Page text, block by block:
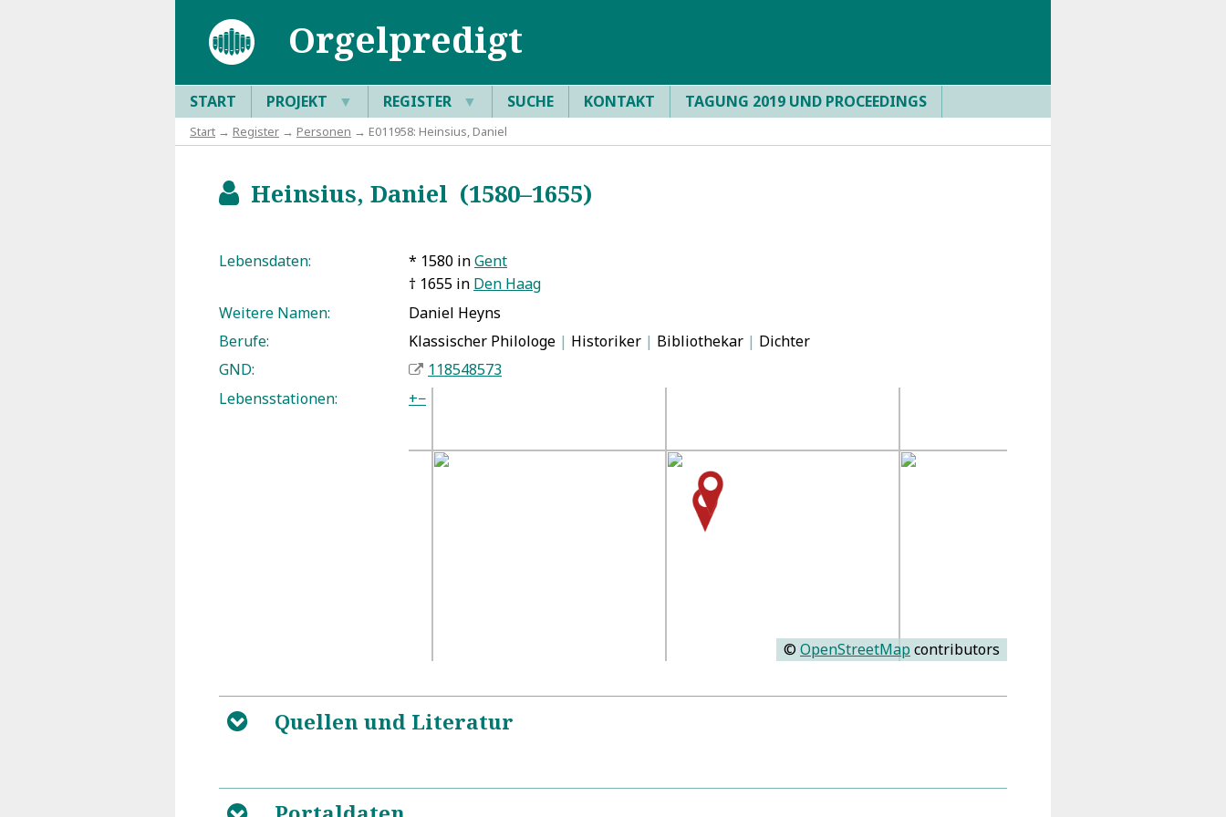
Orgelpredigt
START PROJEKT ▼ REGISTER ▼ SUCHE KONTAKT TAGUNG 2019 UND PROCEEDINGS
Start → Register → Personen → E011958: Heinsius, Daniel
bHeinsius, Daniel (1580–1655)
Lebensdaten: * 1580 inGent
† 1655 in Den Haag
Weitere Namen:
Daniel Heyns
Berufe:
Klassischer Philologe | Historiker | Bibliothekar | Dichter
GND:
118548573
Lebensstationen:
+−
© OpenStreetMap contributors
B Quellen und Literatur